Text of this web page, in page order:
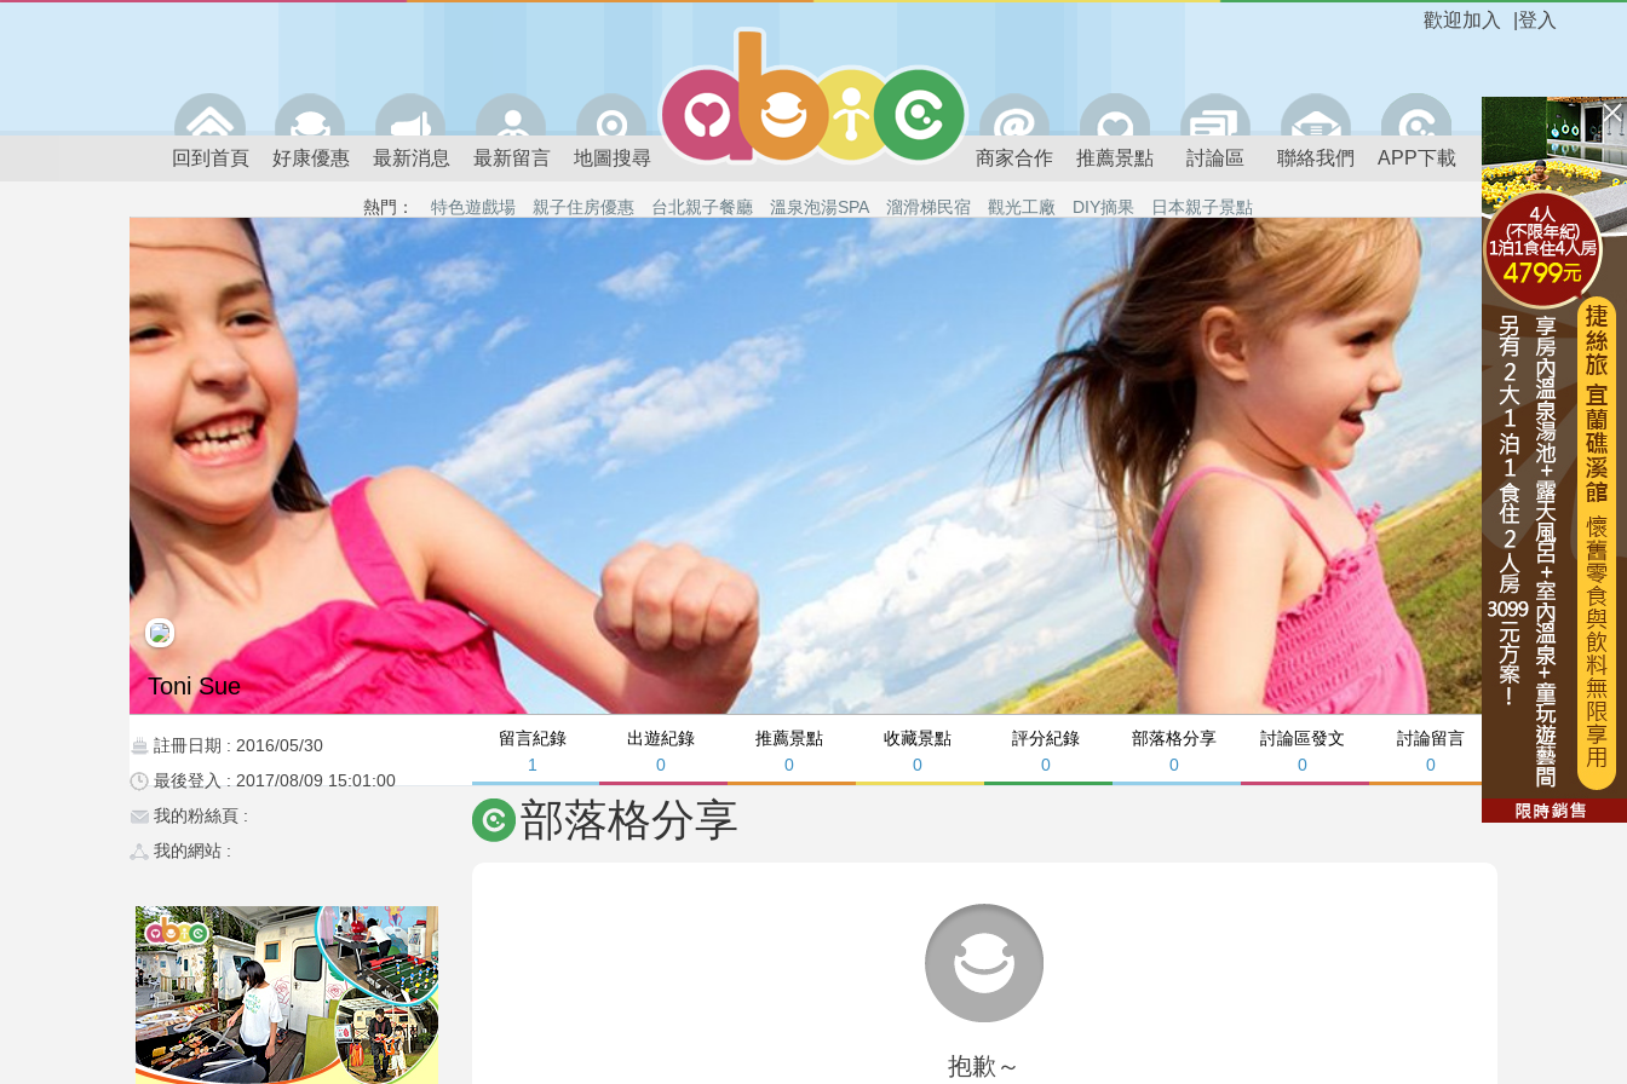
登入
歡迎加入
回到首頁 好康優惠 最新消息 最新留言 地圖搜尋 商家合作 推薦景點 討論區 聯絡我們 APP下載
熱門： 特色遊戲場 親子住房優惠 台北親子餐廳 溫泉泡湯SPA 溜滑梯民宿 觀光工廠 DIY摘果 日本親子景點
留言紀錄
1
出遊紀錄
0
推薦景點
0
收藏景點
0
評分紀錄
0
部落格分享
0
討論區發文
0
討論留言
0
Toni Sue
註冊日期 : 2016/05/30
最後登入 : 2017/08/09 15:01:00
我的粉絲頁 :
我的網站 :
部落格分享
抱歉～